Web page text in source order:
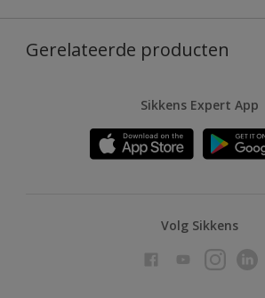
Gerelateerde producten
Sikkens Expert App
Volg Sikkens